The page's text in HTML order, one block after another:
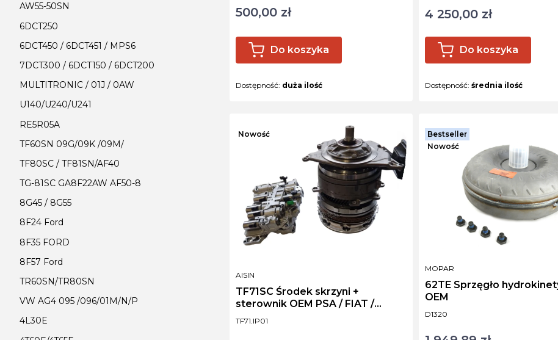
AW55-50SN
6DCT250
6DCT450 / 6DCT451 / MPS6
7DCT300 / 6DCT150 / 6DCT200
MULTITRONIC / 01J / 0AW
U140/U240/U241
RE5R05A
TF60SN 09G/09K /09M/
TF80SC / TF81SN/AF40
TG-81SC GA8F22AW AF50-8
8G45 / 8G55
8F24 Ford
8F35 FORD
8F57 Ford
TR60SN/TR80SN
VW AG4 095 /096/01M/N/P
4L30E
Cena
500,00 zł
Do koszyka
Dostępność: duża ilość
Cena
4 250,00 zł
Do koszyka
Dostępność: średnia ilość
Nowość
Kod produktu
TF71.IP01
TF71SC Środek skrzyni +
sterownik OEM PSA / FIAT /
SUZUKI
PRODUCENT
AISIN
Bestseller
Nowość
Kod produktu
D1320
62TE Sprzęgło
OEM
PRODUCENT
MOPAR